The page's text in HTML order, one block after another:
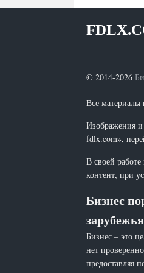
© 2014-2026
Все
Изображения и
fdlx.com»,
В своей
контент, при
Бизнес
зарубежья
Бизнес – это
нет
предоставляя